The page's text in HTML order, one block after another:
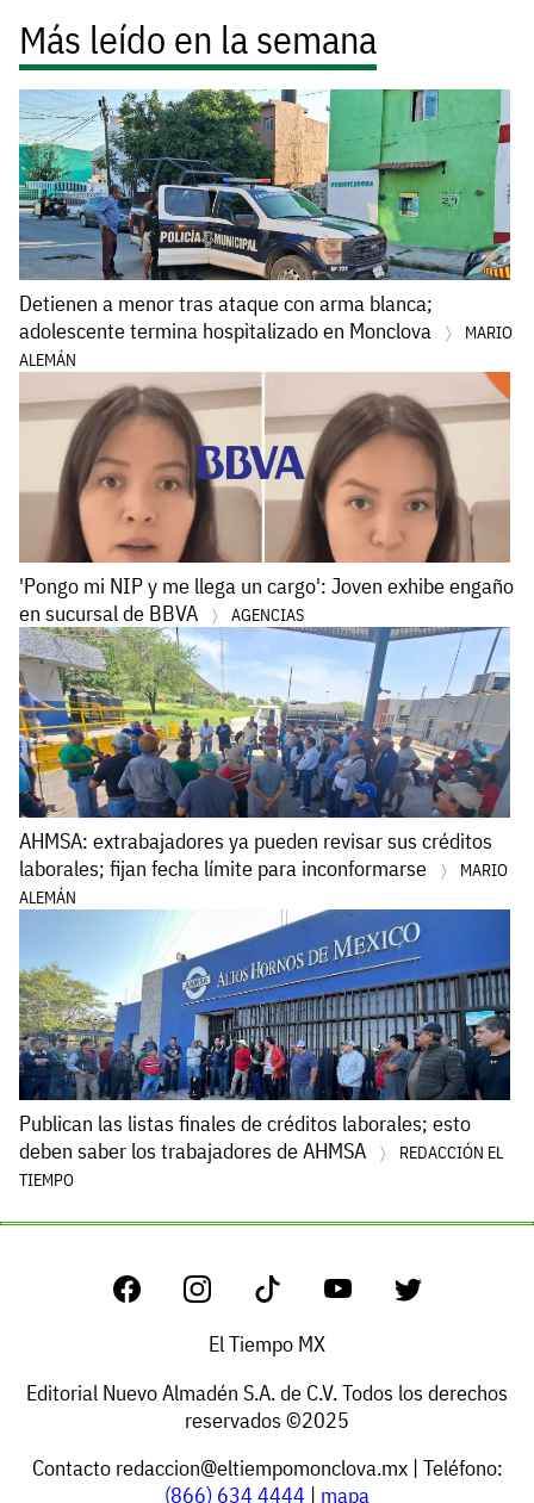
Más leído en la semana
Detienen a menor tras ataque con arma blanca;
adolescente termina hospitalizado en Monclova
MARIO
ALEMÁN
'Pongo mi NIP y me llega un cargo': Joven exhibe engaño
en sucursal de BBVA
AGENCIAS
AHMSA: extrabajadores ya pueden revisar sus créditos
laborales; fijan fecha límite para inconformarse
MARIO
ALEMÁN
Publican las listas finales de créditos laborales; esto
deben saber los trabajadores de AHMSA
REDACCIÓN EL
TIEMPO
El Tiempo MX
Editorial Nuevo Almadén S.A. de C.V. Todos los derechos
reservados ©2025
Contacto redaccion@eltiempomonclova.mx| Teléfono:
(866) 634 4444 | mapa